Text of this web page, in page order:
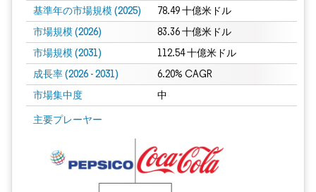
基準年の市場規模 (2025) 78.49 十億米ドル
市場規模 (2026) 83.36 十億米ドル
市場規模 (2031) 112.54 十億米ドル
成長率 (2026 - 2031) 6.20% CAGR
市場集中度 中
主要プレーヤー
画像 © Mordor Intelligence。再利用にはCC BY 4.0の表示が必要です。